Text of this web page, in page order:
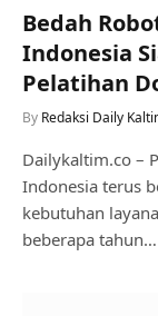
Bedah
Indonesia
Pelatihan
By Redaksi Daily
Dailykaltim.co –
Indonesia terus
kebutuhan
beberapa tahun…